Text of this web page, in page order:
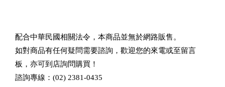
配合中華民國相關法令，本商品並無於網路販售。
如對商品有任何疑問需要諮詢，歡迎您的來電或至留言
板，亦可到店詢問購買！
諮詢專線：(02) 2381-0435